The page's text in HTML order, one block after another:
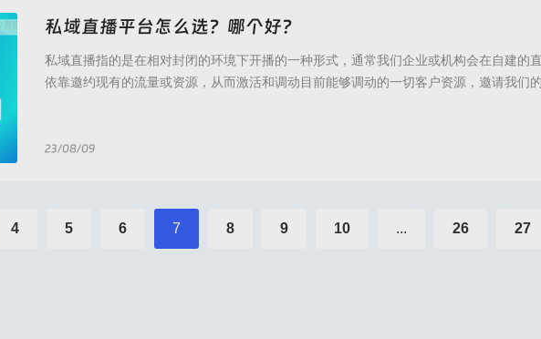
私域直播平台怎么选？哪个好？
私域直播指的是在相对封闭的环境下开播的一种形式，通常我们企业或机构会在自建的
依靠邀约现有的流量或资源，从而激活和调动目前能够调动的一切客户资源，邀请我们
商品无法上架、直播间话术敏感等情况的出现，我们可以从软件
23/08/09
4 5 6 7 8 9 10 ... 26 27